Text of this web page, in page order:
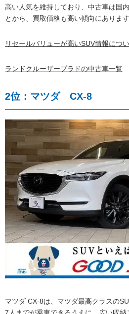
高い人気を維持しており、中古車は国
とから、買取価格も高い傾向にあります
リセールバリューが高いSUV情報につ
ランドクルーザープラドの中古車一覧
2位：マツダ CX-8
マツダ CX-8は、マツダ最高クラスの